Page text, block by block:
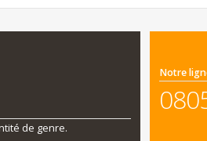
de genre.
Notre